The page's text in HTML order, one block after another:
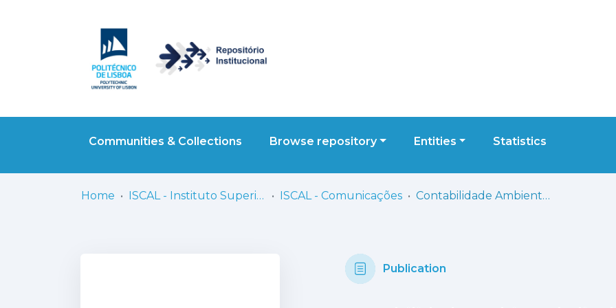
Communities & Collections Browse repository Entities Statistics
Home ISCAL - Instituto Superior de Contabilidade e Administração de Lisboa ISCAL - Comunicações Contabilidade Ambiental: divulgação de Informação
Publication